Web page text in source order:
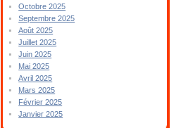
Octobre 2025
Septembre 2025
Août 2025
Juillet 2025
Juin 2025
Mai 2025
Avril 2025
Mars 2025
Février 2025
Janvier 2025